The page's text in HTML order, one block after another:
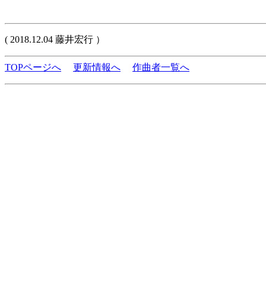
( 2018.12.04 藤井宏行 ）
TOPページへ 更新情報へ 作曲者一覧へ